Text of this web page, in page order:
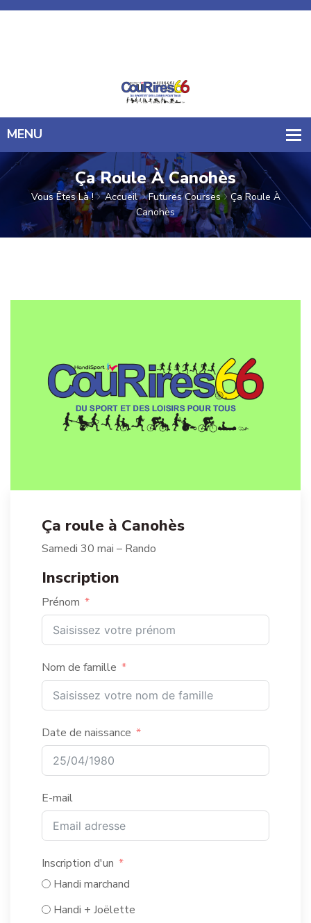
Ça Roule À Canohès
Vous Êtes Là ! Accueil Futures Courses
Ça Roule À
Canohès
Ça roule à Canohès
Samedi 30 mai – Rando
Inscription
Prénom
Nom de famille
Date de naissance
E-mail
Inscription d'un
Handi marchand
Handi + Joëlette